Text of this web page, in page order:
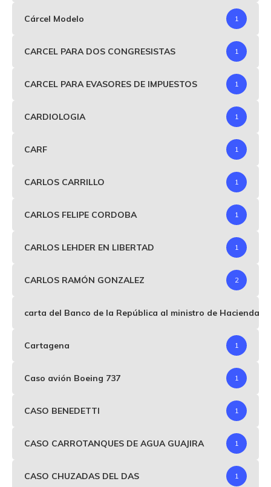
Cárcel Modelo 1
CARCEL PARA DOS CONGRESISTAS 1
CARCEL PARA EVASORES DE IMPUESTOS 1
CARDIOLOGIA 1
CARF 1
CARLOS CARRILLO 1
CARLOS FELIPE CORDOBA 1
CARLOS LEHDER EN LIBERTAD 1
CARLOS RAMÓN GONZALEZ 2
carta del Banco de la República al ministro de Hacienda
Cartagena 1
Caso avión Boeing 737 1
CASO BENEDETTI 1
CASO CARROTANQUES DE AGUA GUAJIRA 1
CASO CHUZADAS DEL DAS 1